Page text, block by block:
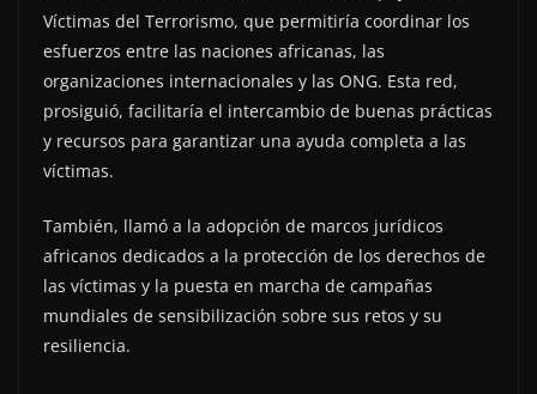
Víctimas del Terrorismo, que permitiría coordinar los
esfuerzos entre las naciones africanas, las
organizaciones internacionales y las ONG. Esta red,
prosiguió, facilitaría el intercambio de buenas prácticas
y recursos para garantizar una ayuda completa a las
víctimas.
También, llamó a la adopción de marcos jurídicos
africanos dedicados a la protección de los derechos de
las víctimas y la puesta en marcha de campañas
mundiales de sensibilización sobre sus retos y su
resiliencia.